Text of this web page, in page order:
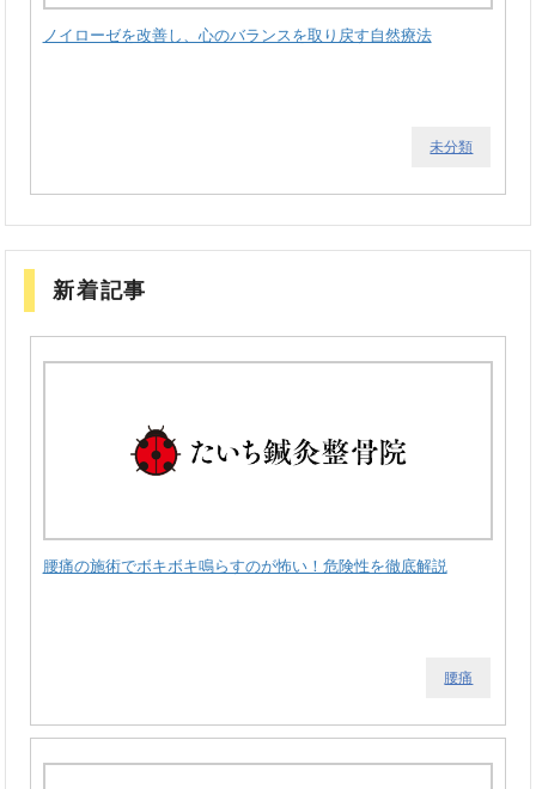
ノイローゼを改善し、心のバランスを取り戻す自然療法
未分類
新着記事
腰痛の施術でボキボキ鳴らすのが怖い！危険性を徹底解説
腰痛